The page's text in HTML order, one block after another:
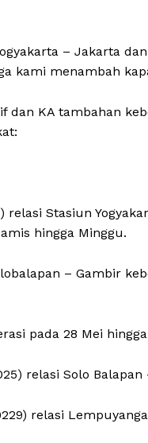
– Jakarta
kami menambah
KA tambahan
relasi Stasiun
hingga Minggu.
– Gambir
pada 28 Mei
relasi Solo
relasi